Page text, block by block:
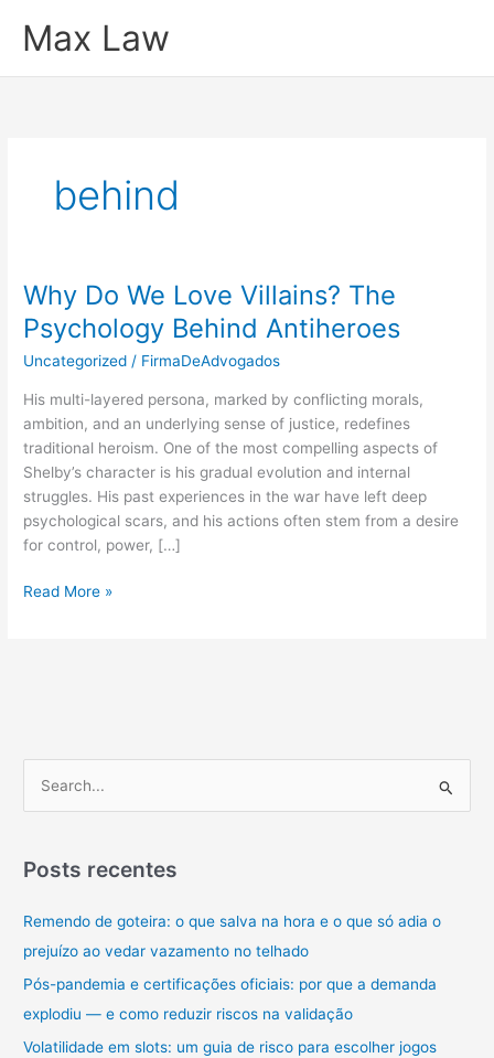
paraMax Law
behind
Why Do We Love Villains? The
Psychology Behind Antiheroes
Uncategorized / FirmaDeAdvogados
His multi-layered persona, marked by conflicting morals,
ambition, and an underlying sense of justice, redefines
traditional heroism. One of the most compelling aspects of
Shelby’s character is his gradual evolution and internal
struggles. His past experiences in the war have left deep
psychological scars, and his actions often stem from a desire
for control, power, […]
Why
Behind
Antiheroes
Read More »
q
i
s
a
r
p
Posts recentes
Remendo de goteira: o que salva na hora e o que só adia o
prejuízo ao vedar vazamento no telhado
Pós-pandemia e certificações oficiais: por que a demanda
explodiu — e como reduzir riscos na validação
Volatilidade em slots: um guia de risco para escolher jogos